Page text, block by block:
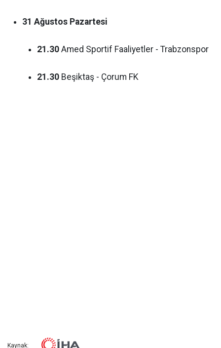
31 Ağustos Pazartesi
21.30 Amed Sportif Faaliyetler - Trabzonspor
21.30 Beşiktaş - Çorum FK
Kaynak: